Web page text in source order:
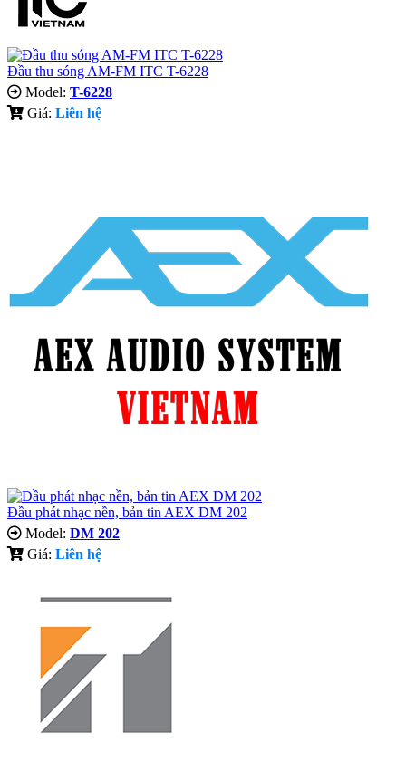
Đầu thu sóng AM-FM ITC T-6228
Model: T-6228
Giá: Liên hệ
Đầu phát nhạc nền, bản tin AEX DM 202
Model: DM 202
Giá: Liên hệ